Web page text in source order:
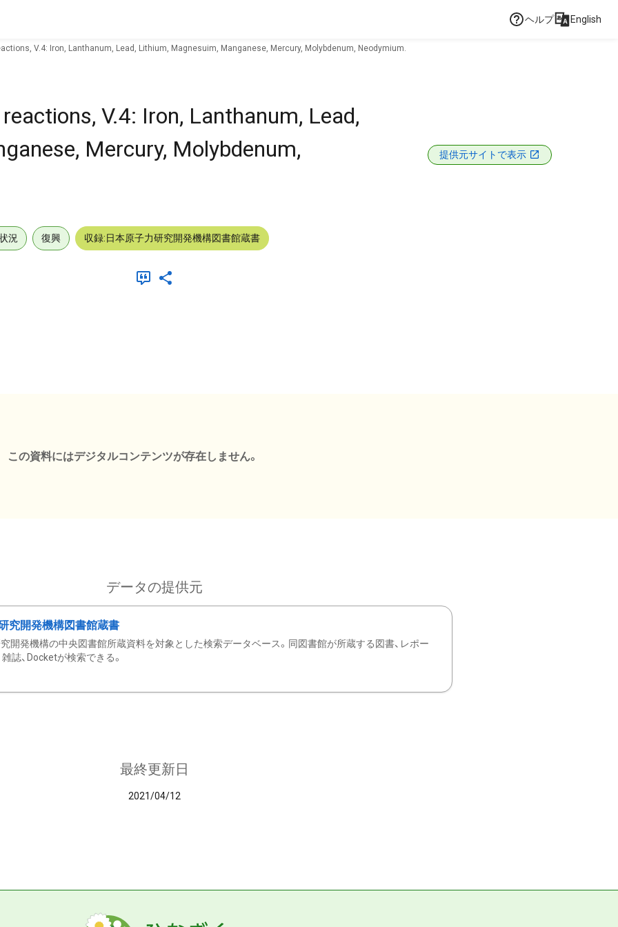
ヘルプ English
V.4: Iron, Lanthanum, Lead, Lithium, Magnesuim, Manganese, Mercury, Molybdenum, Neodymium.
V.4: Iron, Lanthanum, Lead,
Mercury, Molybdenum,
提供元サイトで表示
況 復興 収録:日本原子力研究開発機構図書館蔵書
この資料にはデジタルコンテンツが存在しません。
データの提供元
究開発機構図書館蔵書
開発機構の中央図書館所蔵資料を対象とした検索データベース。同図書館が所蔵する図書、レポー
雑誌、Docketが検索できる。
最終更新日
2021/04/12